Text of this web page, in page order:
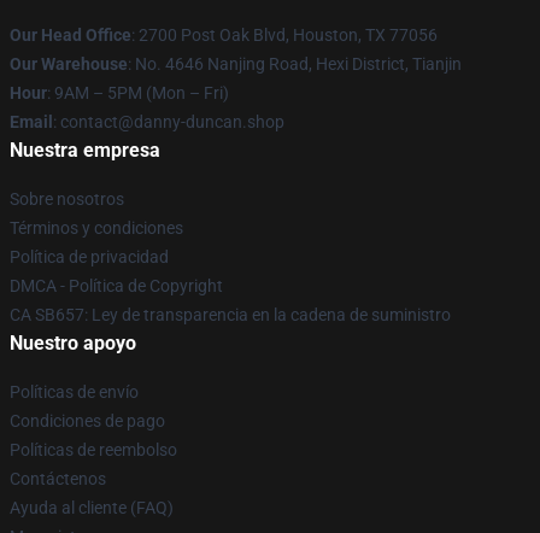
Our Head Office: 2700 Post Oak Blvd, Houston, TX 77056
Our Warehouse: No. 4646 Nanjing Road, Hexi District, Tianjin
Hour: 9AM – 5PM (Mon – Fri)
Email : contact@danny-duncan.shop
Nuestra empresa
Sobre nosotros
Términos y condiciones
Política de privacidad
DMCA - Política de Copyright
CA SB657: Ley de transparencia en la cadena de suministro
Nuestro apoyo
Políticas de envío
Condiciones de pago
Políticas de reembolso
Contáctenos
Ayuda al cliente (FAQ)